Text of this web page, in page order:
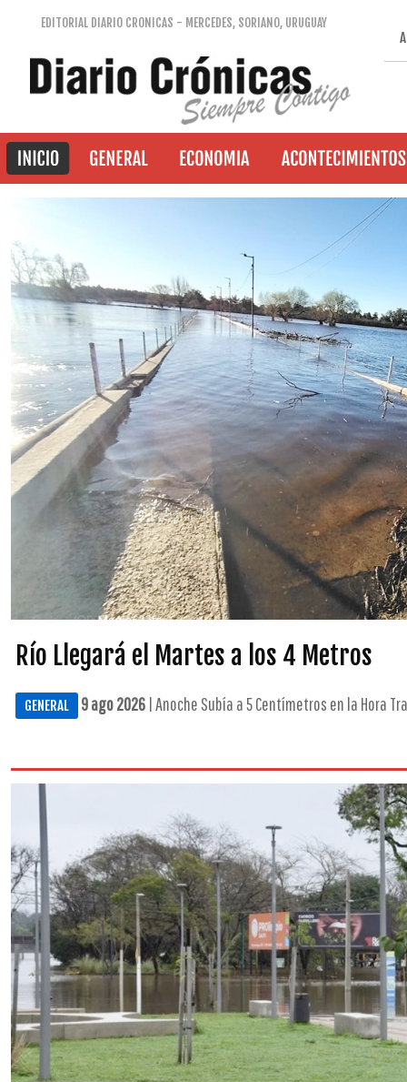
EDITORIAL DIARIO CRONICAS - MERCEDES, SORIANO, URUGUAY
Río Llegará el Martes a los 4 Metros
GENERAL 9 ago 2026 | Anoche Subía a 5 Centímetros en la Hora